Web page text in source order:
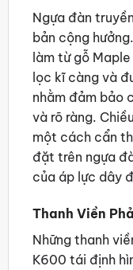
Ngựa đàn
bản cộng
làm từ gỗ
lọc kĩ càng và
nhằm đảm bảo
và rõ ràng.
một cách cẩn
đặt trên ngựa
của áp lực dây
Thanh Viền
Những thanh
K600 tái định